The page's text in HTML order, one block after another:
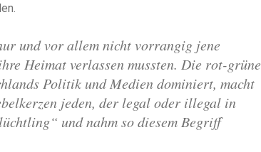
und vor allem nicht vorrangig jene
Heimat verlassen mussten. Die rot-grüne
Politik und Medien dominiert, macht
jeden, der legal oder illegal in
und nahm so diesem Begriff